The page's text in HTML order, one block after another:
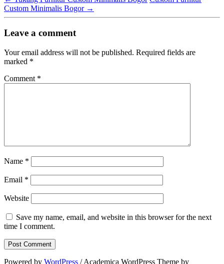
Custom Minimalis Bogor →
Leave a comment
Your email address will not be published. Required fields are
marked *
Comment *
Name *
Email *
Website
Save my name, email, and website in this browser for the next
time I comment.
Powered by WordPress / Academica WordPress Theme by